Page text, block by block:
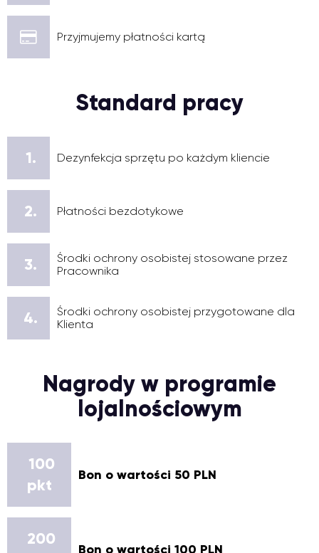
Przyjmujemy płatności kartą
Standard pracy
1. Dezynfekcja sprzętu po każdym kliencie
2. Płatności bezdotykowe
3.
Środki ochrony osobistej stosowane przez
Pracownika
4.
Środki ochrony osobistej przygotowane dla
Klienta
Nagrody w programie
lojalnościowym
100
pkt
Bon o wartości 50 PLN
200
Bon o wartości 100 PLN